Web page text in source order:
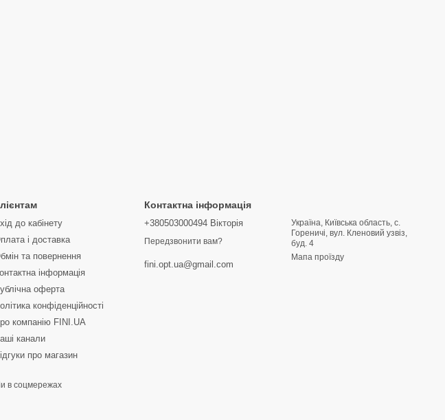
до кабінету
і доставка
та повернення
інформація
оферта
конфіденційності
компанію FINI.UA
канали
про магазин
в соцмережах
Контактна інформація
+380503000494 Вікторія
Передзвонити вам?
fini.opt.ua@gmail.com
Україна, Київська область, с.
Гореничі, вул. Кленовий узвіз,
буд. 4
Мапа проїзду